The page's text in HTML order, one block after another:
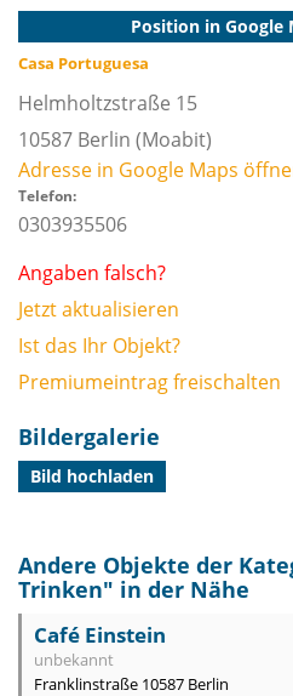
Position in Google
Casa Portuguesa
Helmholtzstraße 15
10587 Berlin (Moabit)
Adresse in Google Maps
Telefon:
0303935506
Angaben falsch?
Jetzt aktualisieren
Ist das Ihr Objekt?
Premiumeintrag freischalten
Bildergalerie
Bild hochladen
Andere Objekte der
Trinken" in der Nähe
Café Einstein
unbekannt
Franklinstraße 10587 Berlin